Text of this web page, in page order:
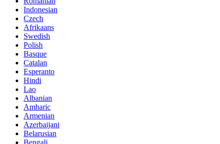
Indonesian
Czech
Afrikaans
Swedish
Polish
Basque
Catalan
Esperanto
Hindi
Lao
Albanian
Amharic
Armenian
Azerbaijani
Belarusian